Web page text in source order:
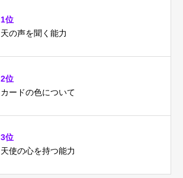
1位
天の声を聞く能力
2位
カードの色について
3位
天使の心を持つ能力